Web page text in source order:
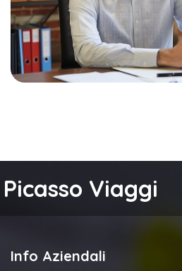
Picasso Viaggi
Info Aziendali